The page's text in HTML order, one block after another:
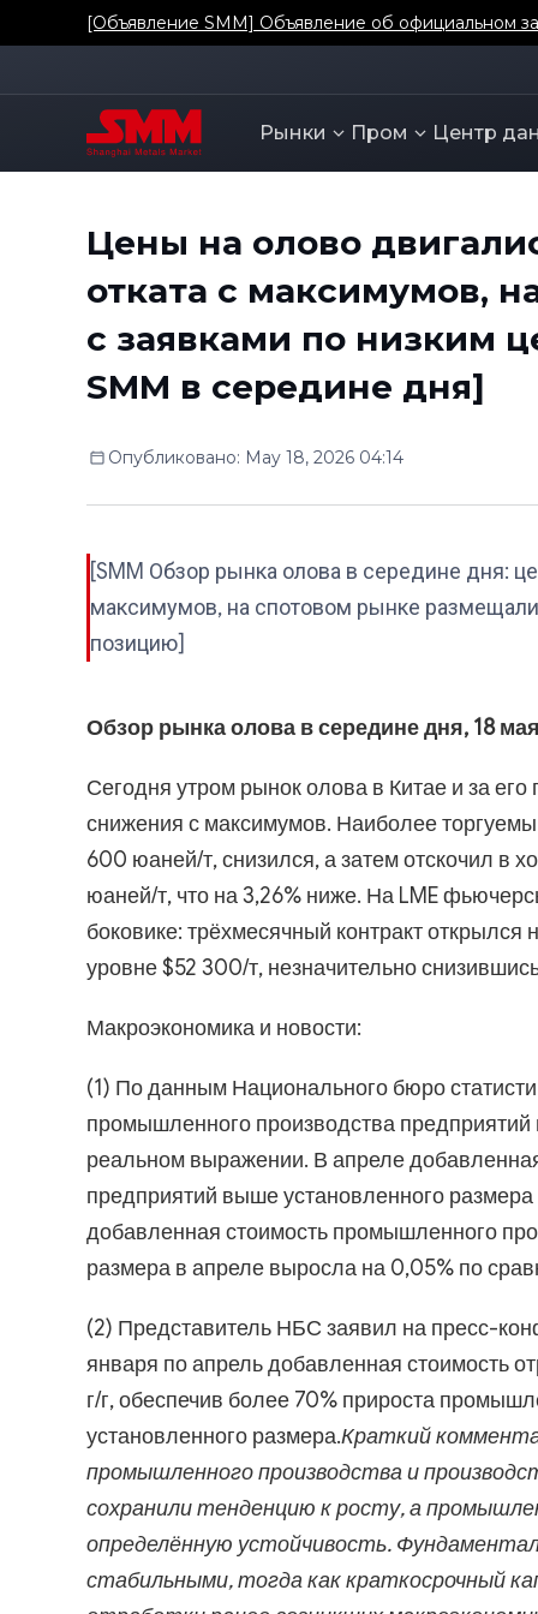
[Объявление SMM] Объявление об официальном
Рынки Пром Центр
Цены на олово
отката с максимумов,
с заявками по низким
SMM в середине дня]
Опубликовано: May 18, 2026 04:14
[SMM Обзор рынка олова в середине дня:
максимумов, на спотовом рынке
позицию]
Обзор рынка олова в середине дня, 18
Сегодня утром рынок олова в Китае и за
снижения с максимумов. Наиболее
600 юаней/т, снизился, а затем отскочил в
юаней/т, что на 3,26% ниже. На LME
боковике: трёхмесячный контракт открылся
уровне $52 300/т, незначительно
Макроэкономика и новости:
(1) По данным Национального бюро
промышленного производства
реальном выражении. В апреле
предприятий выше установленного
добавленная стоимость промышленного
размера в апреле выросла на 0,05% по
(2) Представитель НБС заявил на пресс-
января по апрель добавленная стоимость
г/г, обеспечив более 70% прироста
установленного размера.Краткий
промышленного производства и
сохранили тенденцию к росту, а
определённую устойчивость.
стабильными, тогда как краткосрочный